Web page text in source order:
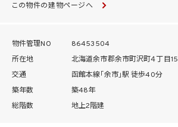
この物件の建物ページへ
物件管理NO
86453504
所在地
北海道余市郡余市町沢町４丁目15
交通
函館本線「余市」駅 徒歩40分
築年数
築48年
総階数
地上2階建